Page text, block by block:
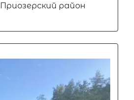
Приозерский район